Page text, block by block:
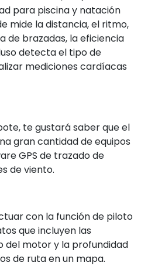
para piscina y natación
mide la distancia, el ritmo,
de brazadas, la eficiencia
detecta el tipo de
mediciones cardíacas
te gustará saber que el
gran cantidad de equipos
GPS de trazado de
de viento.
con la función de piloto
que incluyen las
del motor y la profundidad
de ruta en un mapa.